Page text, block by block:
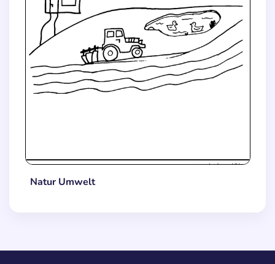
Natur Umwelt